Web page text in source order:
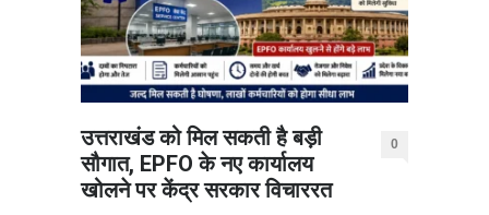
उत्तराखंड को मिल सकती है बड़ी
सौगात, EPFO के नए कार्यालय
खोलने पर केंद्र सरकार विचाररत
0